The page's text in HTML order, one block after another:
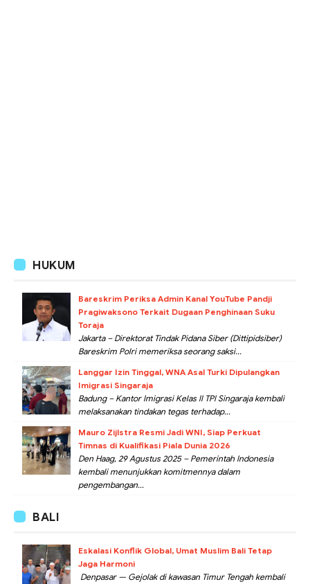
HUKUM
Bareskrim Periksa Admin Kanal YouTube Pandji
Pragiwaksono Terkait Dugaan Penghinaan Suku
Toraja
Jakarta – Direktorat Tindak Pidana Siber (Dittipidsiber)
Bareskrim Polri memeriksa seorang saksi...
Langgar Izin Tinggal, WNA Asal Turki Dipulangkan
Imigrasi Singaraja
Badung – Kantor Imigrasi Kelas II TPI Singaraja kembali
melaksanakan tindakan tegas terhadap...
Mauro Zijlstra Resmi Jadi WNI, Siap Perkuat
Timnas di Kualifikasi Piala Dunia 2026
Den Haag, 29 Agustus 2025 – Pemerintah Indonesia
kembali menunjukkan komitmennya dalam
pengembangan...
BALI
Eskalasi Konflik Global, Umat Muslim Bali Tetap
Jaga Harmoni
Denpasar — Gejolak di kawasan Timur Tengah kembali